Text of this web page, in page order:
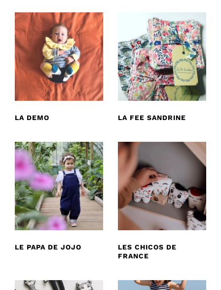
LA DEMO LA FEE SANDRINE
LE PAPA DE JOJO
LES CHICOS DE
FRANCE